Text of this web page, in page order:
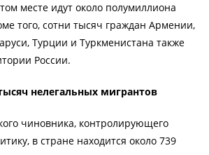
месте идут около полумиллиона
того, сотни тысяч граждан Армении,
Турции и Туркменистана также
России.
нелегальных мигрантов
чиновника, контролирующего
в стране находится около 739